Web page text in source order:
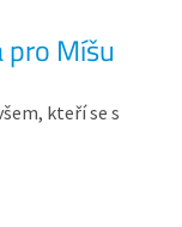
pro Míšu
kteří se s